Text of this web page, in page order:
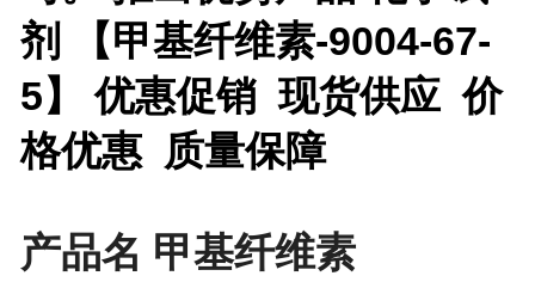
剂 【甲基纤维素-9004-67-
5】 优惠促销 现货供应 价
格优惠 质量保障
产品名 甲基纤维素